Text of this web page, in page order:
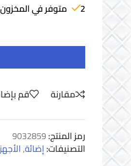
2 متوفر في المخزون
مقارنة قم
رمز المنتج:9032859
التصنيفات:إضائة,